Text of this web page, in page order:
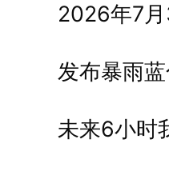
2026年7月
发布暴雨蓝
未来6小时我